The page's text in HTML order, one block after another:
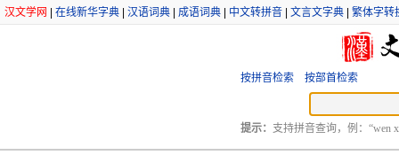
汉文学网 在线新华字典 汉语词典 成语词典 中文转拼音 文言文字典 繁体字转
按拼音检索 按部首检索
提示： 支持拼音查询，例：“wen